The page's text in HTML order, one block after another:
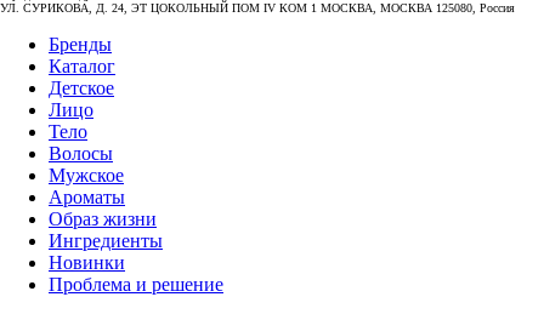
УЛ. СУРИКОВА, Д. 24, ЭТ ЦОКОЛЬНЫЙ ПОМ IV КОМ 1 МОСКВА, МОСКВА 125080, Россия
Бренды
Каталог
Детское
Лицо
Тело
Волосы
Мужское
Ароматы
Образ жизни
Ингредиенты
Новинки
Проблема и решение